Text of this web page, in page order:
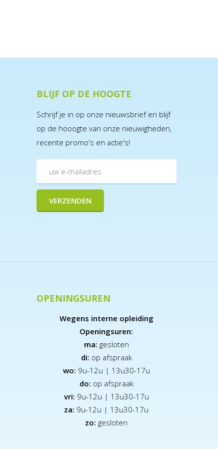
BLIJF OP DE HOOGTE
Schrijf je in op onze nieuwsbrief en blijf
op de hooogte van onze nieuwigheden,
recente promo's en actie's!
OPENINGSUREN
Wegens interne opleiding
Openingsuren:
ma: gesloten
di: op afspraak
wo: 9u-12u | 13u30-17u
do: op afspraak
vri: 9u-12u | 13u30-17u
za: 9u-12u | 13u30-17u
zo: gesloten